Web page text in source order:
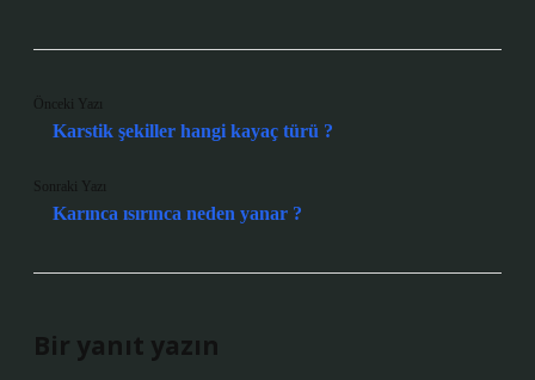
Önceki Yazı
Karstik şekiller hangi kayaç türü ?
Sonraki Yazı
Karınca ısırınca neden yanar ?
Bir yanıt yazın